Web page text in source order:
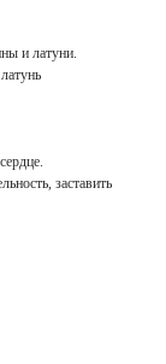
и латуни.
заставить